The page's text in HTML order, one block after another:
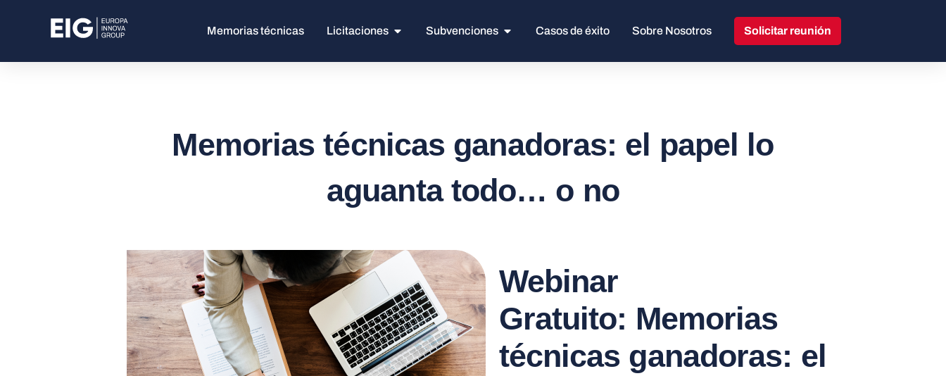
Memorias técnicas Licitaciones Subvenciones Casos de éxito Sobre Nosotros Solicitar reunión
Memorias técnicas ganadoras: el papel lo
aguanta todo… o no
Webinar
Gratuito: Memorias
técnicas ganadoras: el